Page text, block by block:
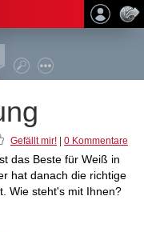
Gefällt mir! 0 Kommentare
das Beste für Weiß in
hat danach die richtige
Wie steht's mit Ihnen?